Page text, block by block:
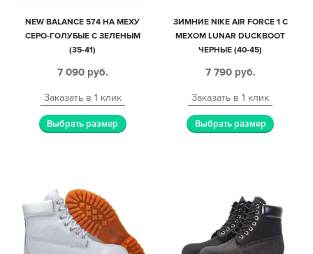
NEW BALANCE 574 НА МЕХУ
СЕРО-ГОЛУБЫЕ С ЗЕЛЕНЫМ
(35-41)
7 090 руб.
Заказать в 1 клик
Выбрать размер
ЗИМНИЕ NIKE AIR FORCE 1 С
МЕХОМ LUNAR DUCKBOOT
ЧЕРНЫЕ (40-45)
7 790 руб.
Заказать в 1 клик
Выбрать размер